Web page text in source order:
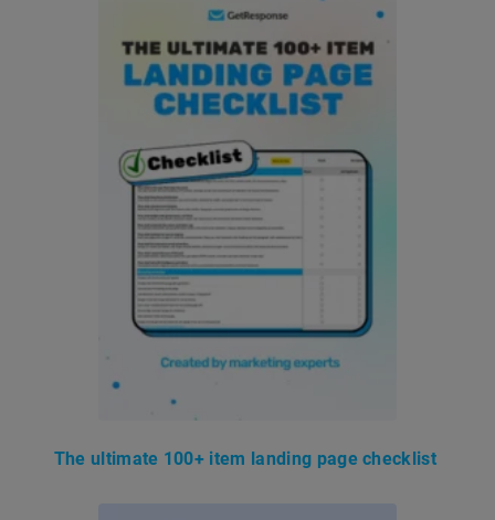
The ultimate 100+ item landing page checklist